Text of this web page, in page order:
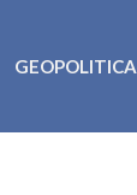
GEOPOLITICA